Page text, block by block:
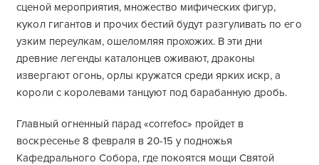
сценой мероприятия, множество мифических фигур,
кукол гигантов и прочих бестий будут разгуливать по его
узким переулкам, ошеломляя прохожих. В эти дни
древние легенды каталонцев оживают, драконы
извергают огонь, орлы кружатся среди ярких искр, а
короли с королевами танцуют под барабанную дробь.
Главный огненный парад «correfoc» пройдет в
воскресенье 8 февраля в 20-15 у подножья
Кафедрального Собора, где покоятся мощи Святой